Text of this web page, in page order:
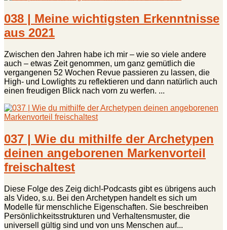
038 | Meine wichtigsten Erkenntnisse
aus 2021
Zwischen den Jahren habe ich mir – wie so viele andere
auch – etwas Zeit genommen, um ganz gemütlich die
vergangenen 52 Wochen Revue passieren zu lassen, die
High- und Lowlights zu reflektieren und dann natürlich auch
einen freudigen Blick nach vorn zu werfen. ...
037 | Wie du mithilfe der Archetypen
deinen angeborenen Markenvorteil
freischaltest
Diese Folge des Zeig dich!-Podcasts gibt es übrigens auch
als Video, s.u. Bei den Archetypen handelt es sich um
Modelle für menschliche Eigenschaften. Sie beschreiben
Persönlichkeitsstrukturen und Verhaltensmuster, die
universell gültig sind und von uns Menschen auf...